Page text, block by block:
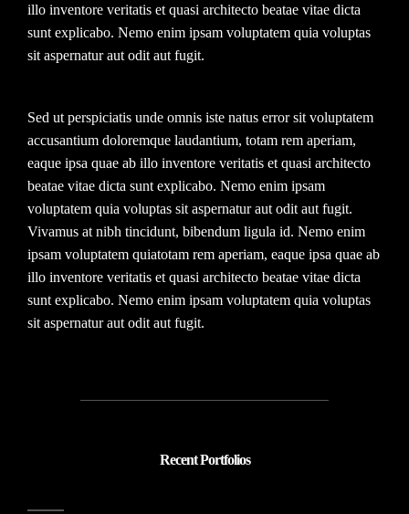
illo inventore veritatis et quasi architecto beatae vitae dicta
sunt explicabo. Nemo enim ipsam voluptatem quia voluptas
sit aspernatur aut odit aut fugit.
Sed ut perspiciatis unde omnis iste natus error sit voluptatem
accusantium doloremque laudantium, totam rem aperiam,
eaque ipsa quae ab illo inventore veritatis et quasi architecto
beatae vitae dicta sunt explicabo. Nemo enim ipsam
voluptatem quia voluptas sit aspernatur aut odit aut fugit.
Vivamus at nibh tincidunt, bibendum ligula id. Nemo enim
ipsam voluptatem quiatotam rem aperiam, eaque ipsa quae ab
illo inventore veritatis et quasi architecto beatae vitae dicta
sunt explicabo. Nemo enim ipsam voluptatem quia voluptas
sit aspernatur aut odit aut fugit.
Recent Portfolios